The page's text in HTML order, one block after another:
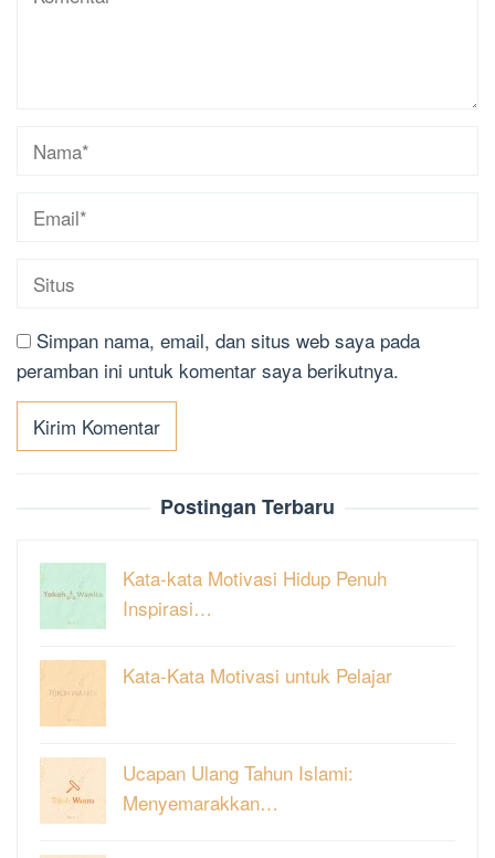
Simpan nama, email, dan situs web saya pada
peramban ini untuk komentar saya berikutnya.
Postingan Terbaru
Kata-kata Motivasi Hidup Penuh
Inspirasi…
Kata-Kata Motivasi untuk Pelajar
Ucapan Ulang Tahun Islami:
Menyemarakkan…